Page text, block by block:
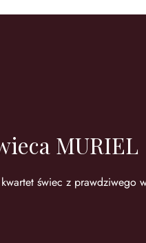
MURIEL
świec z prawdziwego